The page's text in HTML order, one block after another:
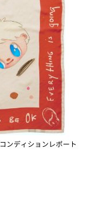
コンディションレポート